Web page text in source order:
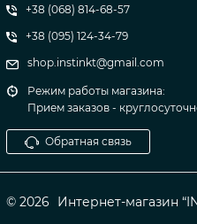
+38 (068) 814-68-57
+38 (095) 124-34-79
shop.instinkt@gmail.com
Режим работы магазина:
Прием заказов -
Обратная связь
© 2026 Интернет-магазин